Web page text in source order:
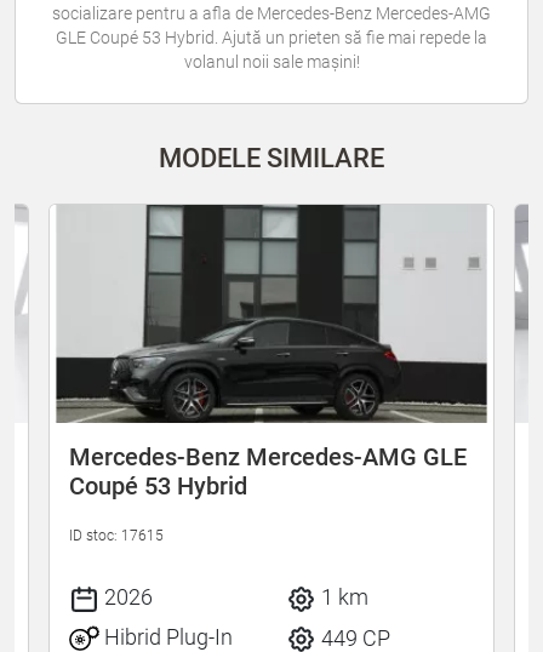
socializare pentru a afla de Mercedes-Benz Mercedes-AMG
GLE Coupé 53 Hybrid. Ajută un prieten să fie mai repede la
volanul noii sale mașini!
MODELE SIMILARE
Mercedes-Benz Mercedes-AMG GLE
Coupé 53 Hybrid
ID stoc: 17615
2026
1 km
Hibrid Plug-In
449 CP